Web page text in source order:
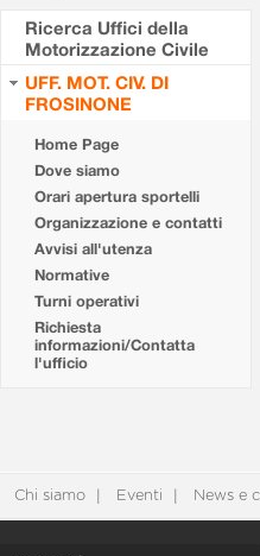
Ricerca Uffici della
Motorizzazione Civile
UFF. MOT. CIV. DI
FROSINONE
Home Page
Dove siamo
Orari apertura sportelli
Organizzazione e contatti
Avvisi all'utenza
Normative
Turni operativi
Richiesta
informazioni/Contatta
l'ufficio
Chi siamo Eventi News e